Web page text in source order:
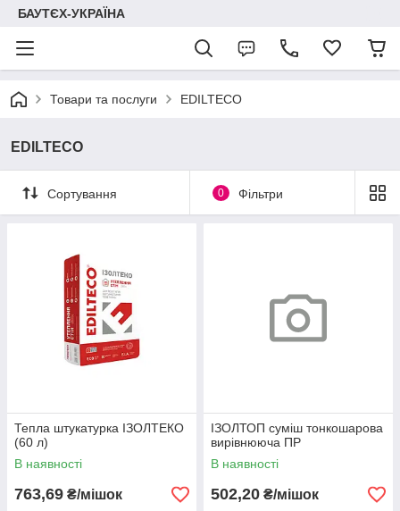
БАУТЄХ-УКРАЇНА
Товари та послуги EDILTECO
EDILTECO
Сортування 0 Фільтри
Тепла штукатурка ІЗОЛТЕКО
(60 л)
В наявності
763,69 ₴/мішок
ІЗОЛТОП суміш тонкошарова
вирівнююча ПР
В наявності
502,20 ₴/мішок